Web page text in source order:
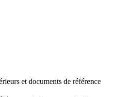
et documents de référence